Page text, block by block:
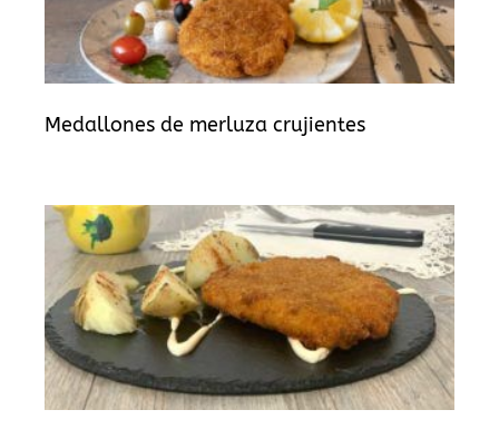
Medallones de merluza crujientes